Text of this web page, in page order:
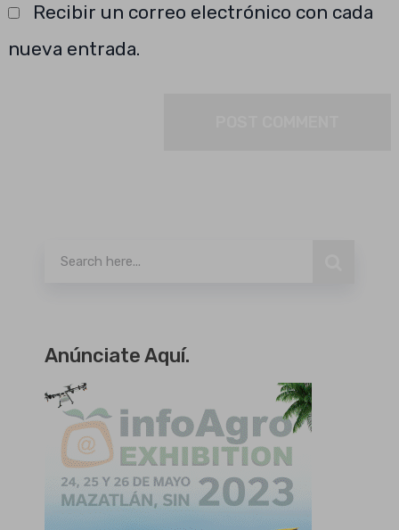
Recibir un correo electrónico con cada
nueva entrada.
Anúnciate Aquí.